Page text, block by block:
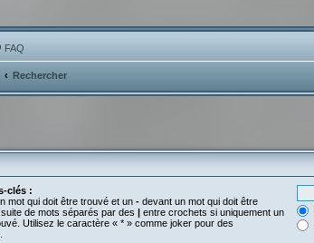
FAQ
Rechercher
clés :
mot qui doit être trouvé et un- devant un mot qui doit être
de mots séparés par des| entre crochets si uniquement un
Utilisez le caractère « * » comme joker pour des